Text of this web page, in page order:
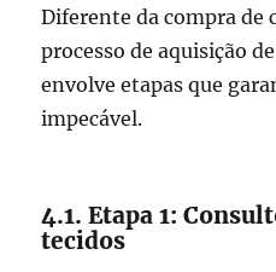
Diferente da compra de
processo de aquisição
envolve etapas que
impecável.
4.1. Etapa 1:
tecidos